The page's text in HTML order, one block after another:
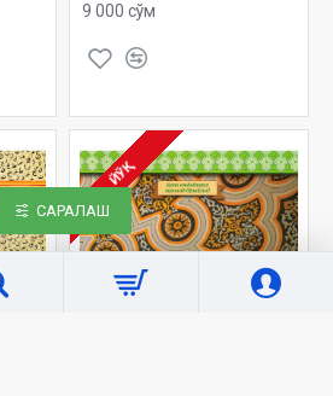
9 000 сўм
ЙЎҚ
САРАЛАШ